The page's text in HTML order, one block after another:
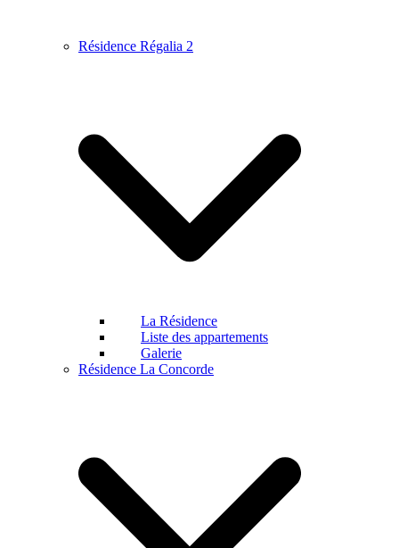
Résidence Régalia 2
La Résidence
Liste des appartements
Galerie
Résidence La Concorde